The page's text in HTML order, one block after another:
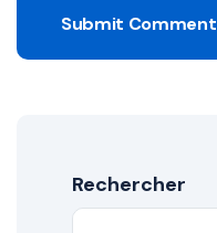
Submit Comment
Rechercher